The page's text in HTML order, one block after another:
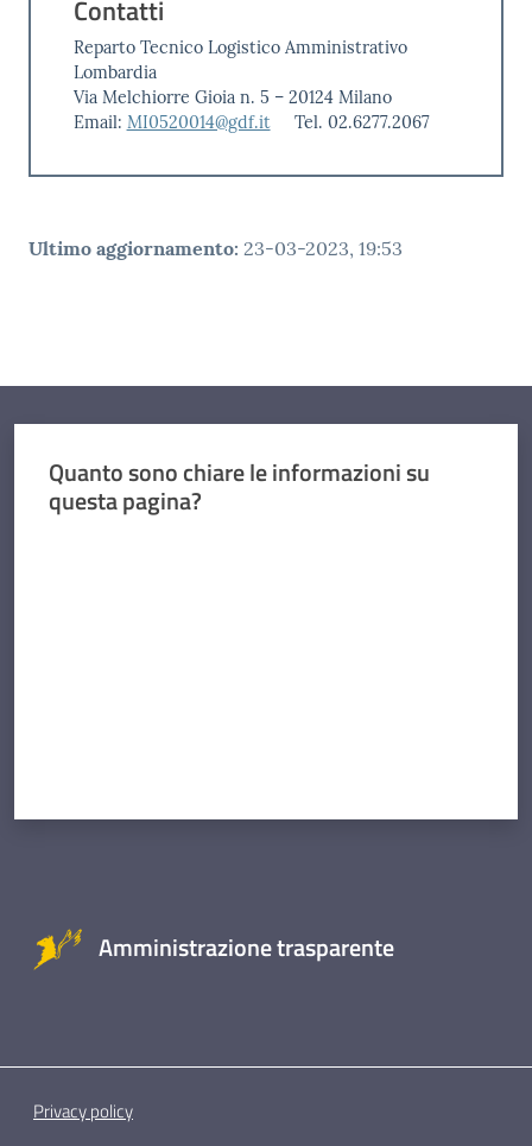
Contatti
Reparto Tecnico Logistico Amministrativo
Lombardia
Via Melchiorre Gioia n. 5 – 20124 Milano
Email: MI0520014@gdf.it Tel. 02.6277.2067
Ultimo aggiornamento: 23-03-2023, 19:53
Quanto sono chiare le informazioni su
questa pagina?
Amministrazione trasparente
Privacy policy